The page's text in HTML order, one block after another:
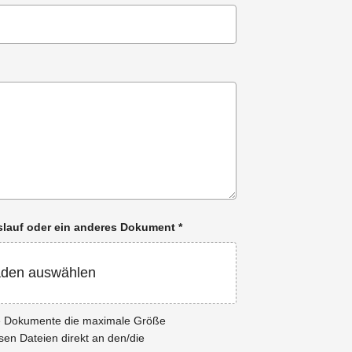
oder ein anderes Dokument *
auswählen
die maximale Größe
Dateien direkt an den/die